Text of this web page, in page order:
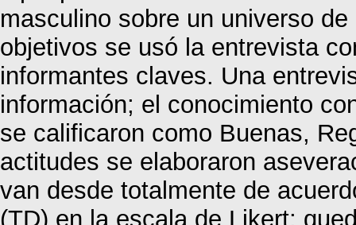
masculino sobre un universo
objetivos se usó la entrevista
informantes claves. Una
información; el conocimiento
se calificaron como Buenas,
actitudes se elaboraron
van desde totalmente de
(TD) en la escala de Likert;